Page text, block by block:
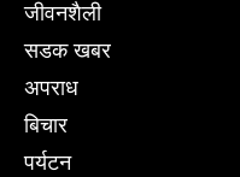
जीवनशैली
सडक खबर
अपराध
बिचार
पर्यटन